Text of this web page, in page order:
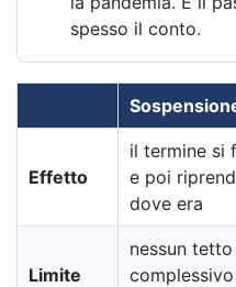
spesso il conto.
Effetto
il termine si
e poi
dove era
Limite
nessun tetto
complessivo